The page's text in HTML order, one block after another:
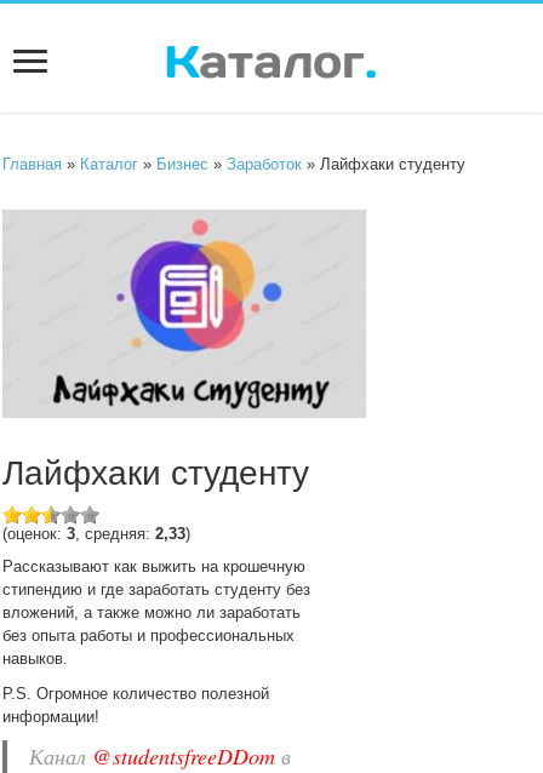
Главная » Каталог » Бизнес »Заработок » Лайфхаки студенту
Лайфхаки студенту
(оценок:3, средняя:2,33)
Рассказывают как выжить на крошечную
стипендию и где заработать студенту без
вложений, а также можно ли заработать
без опыта работы и профессиональных
навыков.
P.S. Огромное количество полезной
информации!
Канал @studentsfreeDDom в